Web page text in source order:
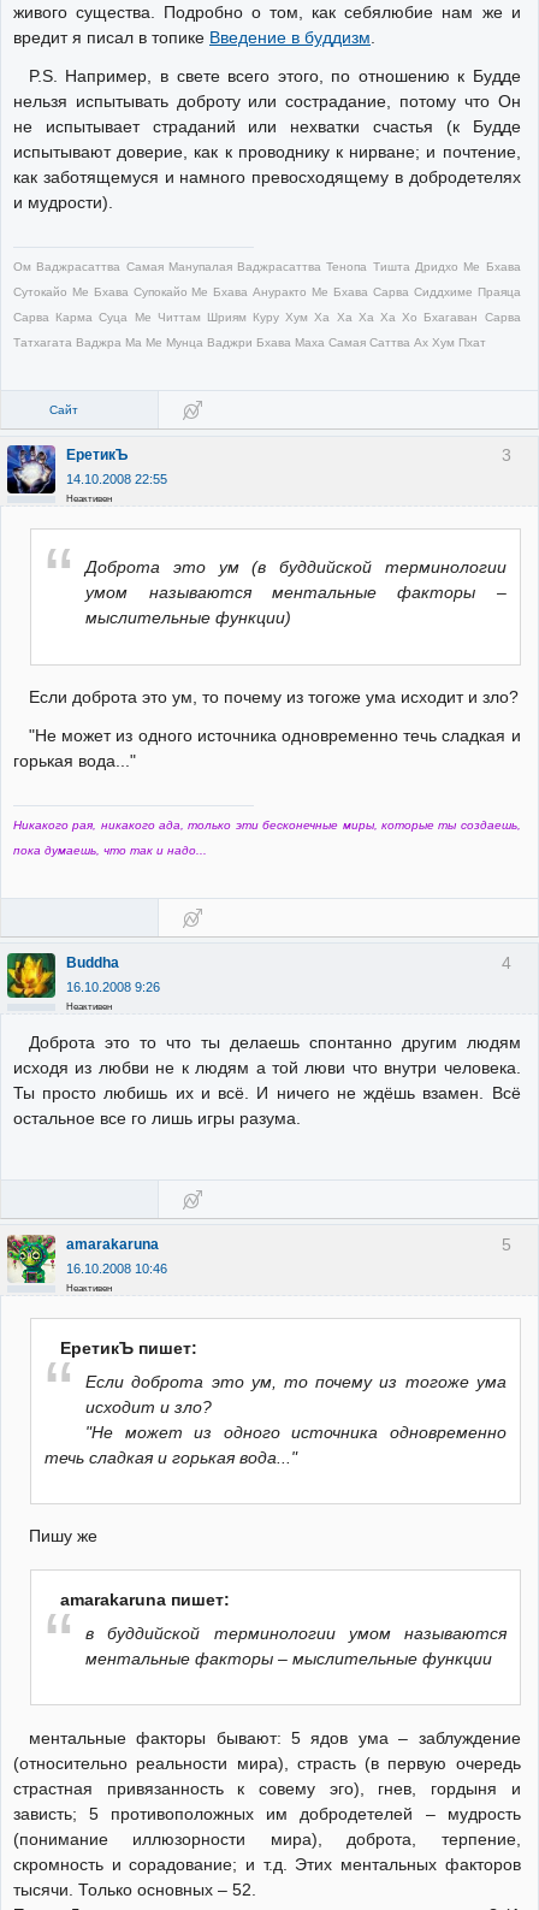
живого существа. Подробно о том, как себялюбие нам же и
вредит я писал в топике Введение в буддизм.
P.S. Например, в свете всего этого, по отношению к Будде
нельзя испытывать доброту или сострадание, потому что Он
не испытывает страданий или нехватки счастья (к Будде
испытывают доверие, как к проводнику к нирване; и почтение,
как заботящемуся и намного превосходящему в добродетелях
и мудрости).
Ом Ваджрасаттва Самая Манупалая Ваджрасаттва Тенопа Тишта Дридхо Ме Бхава
Сутокайо Ме Бхава Супокайо Ме Бхава Ануракто Ме Бхава Сарва Сиддхиме Праяца
Сарва Карма Суца Ме Читтам Шриям Куру Хум Ха Ха Ха Ха Хо Бхагаван Сарва
Татхагата Ваджра Ма Ме Мунца Ваджри Бхава Маха Самая Саттва Ах Хум Пхат
Сайт
3
ЕретикЪ
14.10.2008 22:55
Неактивен
Доброта это ум (в буддийской терминологии
умом называются ментальные факторы –
мыслительные функции)
Если доброта это ум, то почему из тогоже ума исходит и зло?
"Не может из одного источника одновременно течь сладкая и
горькая вода..."
Никакого рая, никакого ада, только эти бесконечные миры, которые ты создаешь,
пока думаешь, что так и надо...
4
Buddha
16.10.2008 9:26
Неактивен
Доброта это то что ты делаешь спонтанно другим людям
исходя из любви не к людям а той люви что внутри человека.
Ты просто любишь их и всё. И ничего не ждёшь взамен. Всё
остальное все го лишь игры разума.
5
amarakaruna
16.10.2008 10:46
Неактивен
ЕретикЪ пишет:
Если доброта это ум, то почему из тогоже ума
исходит и зло?
"Не может из одного источника одновременно
течь сладкая и горькая вода..."
Пишу же
amarakaruna пишет:
в буддийской терминологии умом называются
ментальные факторы – мыслительные функции
ментальные факторы бывают: 5 ядов ума – заблуждение
(относительно реальности мира), страсть (в первую очередь
страстная привязанность к совему эго), гнев, гордыня и
зависть; 5 противоположных им добродетелей – мудрость
(понимание иллюзорности мира), доброта, терпение,
скромность и сорадование; и т.д. Этих ментальных факторов
тысячи. Только основных – 52.